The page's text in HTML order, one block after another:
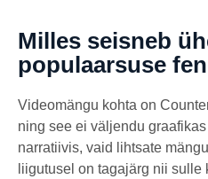
Milles seisneb
populaarsuse
Videomängu kohta on
ning see ei väljendu
narratiivis, vaid lihtsate
liigutusel on tagajärg nii